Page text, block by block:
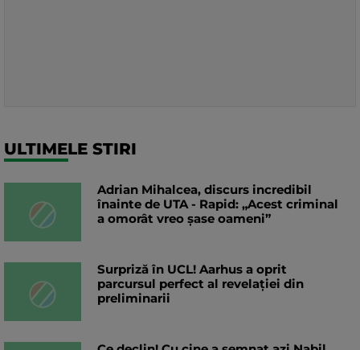
ULTIMELE STIRI
Adrian Mihalcea, discurs incredibil
înainte de UTA - Rapid: „Acest criminal
a omorât vreo șase oameni”
Surpriză în UCL! Aarhus a oprit
parcursul perfect al revelației din
preliminarii